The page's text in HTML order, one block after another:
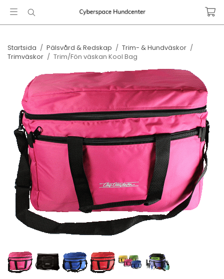
Startsida / Pälsvård & Redskap / Trim- & Hundväskor /
Trimväskor / Trim/Fön väskan Kool Bag